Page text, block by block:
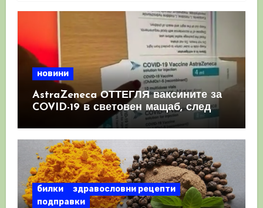
новини
AstraZeneca ОТТЕГЛЯ ваксините за
COVID-19 в световен мащаб, след
като призна, че те причиняват
КРЪВНИ съсиреци
билки
здравословни рецепти
подправки